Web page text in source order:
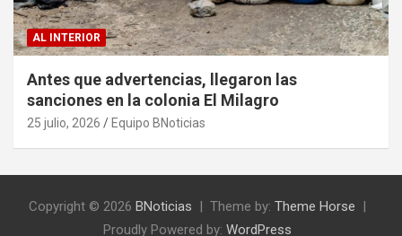
AL INTERIOR
Antes que advertencias, llegaron las
sanciones en la colonia El Milagro
25 julio, 2026 Equipo BNoticias
Copyright © 2026 BNoticias Theme by: Theme Horse
Proudly Powered by: WordPress